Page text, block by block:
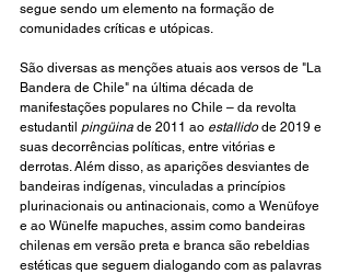
segue sendo um elemento na formação de
comunidades críticas e utópicas.
São diversas as menções atuais aos versos de "La
Bandera de Chile" na última década de
manifestações populares no Chile – da revolta
estudantil pingüina de 2011 ao estallido de 2019 e
suas decorrências políticas, entre vitórias e
derrotas. Além disso, as aparições desviantes de
bandeiras indígenas, vinculadas a princípios
plurinacionais ou antinacionais, como a Wenüfoye
e ao Wünelfe mapuches, assim como bandeiras
chilenas em versão preta e branca são rebeldias
estéticas que seguem dialogando com as palavras